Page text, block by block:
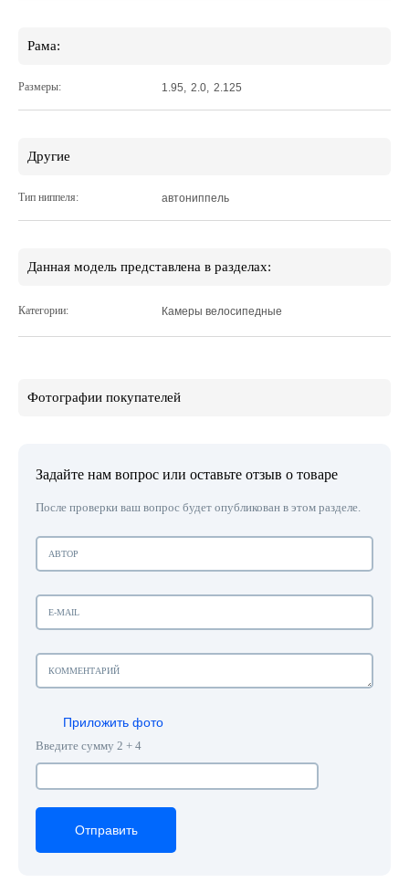
Рама:
Размеры: 1.95 2.0 2.125
Другие
Тип ниппеля: автониппель
Данная модель представлена в разделах:
Категории: Камеры велосипедные
Фотографии покупателей
Задайте нам вопрос или оставьте отзыв о товаре
После проверки ваш вопрос будет опубликован в этом разделе.
Приложить фото
Введите сумму 2 + 4
Отправить
Отправить
Отправить